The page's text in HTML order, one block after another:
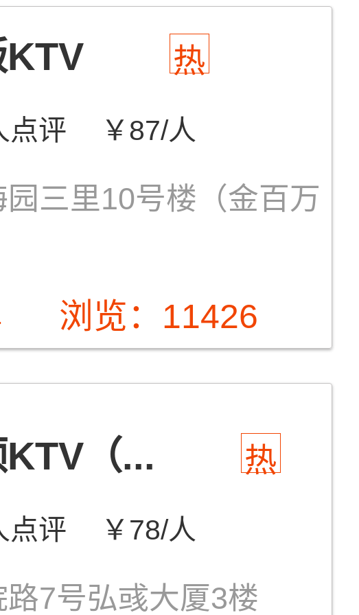
热
点评 ￥87/人
三里10号楼（金百万
浏览：11426
（... 热
点评 ￥78/人
7号弘彧大厦3楼